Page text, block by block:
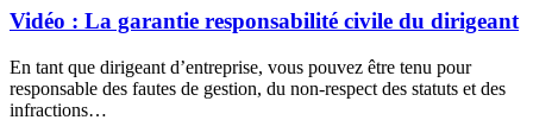
Vidéo : La garantie responsabilité civile du dirigeant
En tant que dirigeant d’entreprise, vous pouvez être tenu pour
responsable des fautes de gestion, du non-respect des statuts et des
infractions…